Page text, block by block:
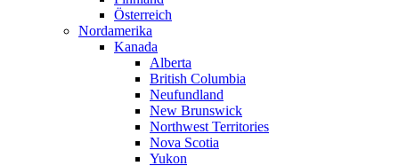
Österreich
Nordamerika
Kanada
Alberta
British Columbia
Neufundland
New Brunswick
Northwest Territories
Nova Scotia
Yukon